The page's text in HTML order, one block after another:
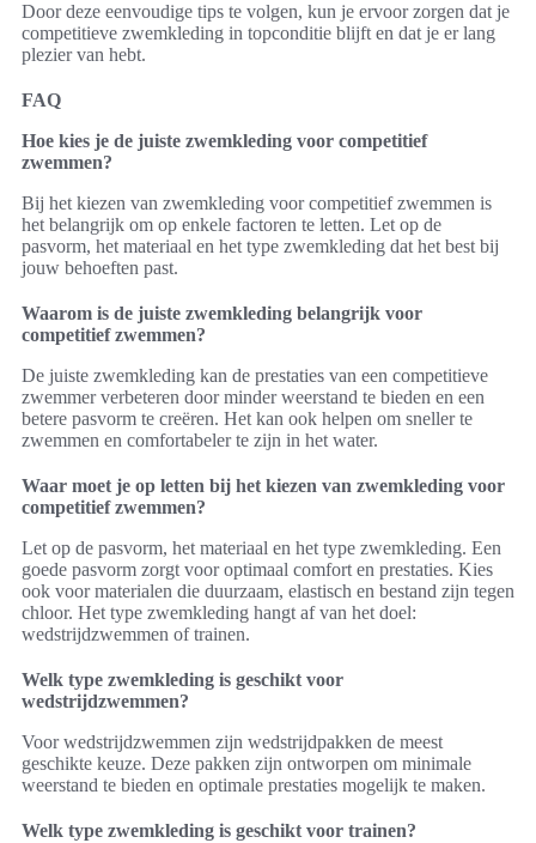
Door deze eenvoudige tips te volgen, kun je ervoor zorgen dat je
competitieve zwemkleding in topconditie blijft en dat je er lang
plezier van hebt.
FAQ
Hoe kies je de juiste zwemkleding voor competitief
zwemmen?
Bij het kiezen van zwemkleding voor competitief zwemmen is
het belangrijk om op enkele factoren te letten. Let op de
pasvorm, het materiaal en het type zwemkleding dat het best bij
jouw behoeften past.
Waarom is de juiste zwemkleding belangrijk voor
competitief zwemmen?
De juiste zwemkleding kan de prestaties van een competitieve
zwemmer verbeteren door minder weerstand te bieden en een
betere pasvorm te creëren. Het kan ook helpen om sneller te
zwemmen en comfortabeler te zijn in het water.
Waar moet je op letten bij het kiezen van zwemkleding voor
competitief zwemmen?
Let op de pasvorm, het materiaal en het type zwemkleding. Een
goede pasvorm zorgt voor optimaal comfort en prestaties. Kies
ook voor materialen die duurzaam, elastisch en bestand zijn tegen
chloor. Het type zwemkleding hangt af van het doel:
wedstrijdzwemmen of trainen.
Welk type zwemkleding is geschikt voor
wedstrijdzwemmen?
Voor wedstrijdzwemmen zijn wedstrijdpakken de meest
geschikte keuze. Deze pakken zijn ontworpen om minimale
weerstand te bieden en optimale prestaties mogelijk te maken.
Welk type zwemkleding is geschikt voor trainen?